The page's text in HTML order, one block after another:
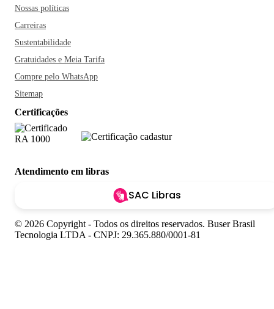
Nossas políticas
Carreiras
Sustentabilidade
Gratuidades e Meia Tarifa
Compre pelo WhatsApp
Sitemap
Certificações
Atendimento em libras
SAC Libras
© 2026 Copyright - Todos os direitos reservados. Buser Brasil
Tecnologia LTDA - CNPJ: 29.365.880/0001-81